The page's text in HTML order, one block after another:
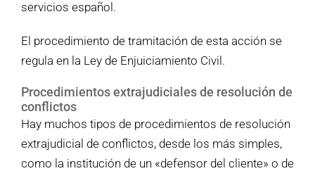
servicios español.
El procedimiento de tramitación de esta acción se
regula en la Ley de Enjuiciamiento Civil.
Procedimientos extrajudiciales de resolución de
conflictos
Hay muchos tipos de procedimientos de resolución
extrajudicial de conflictos, desde los más simples,
como la institución de un «defensor del cliente» o de